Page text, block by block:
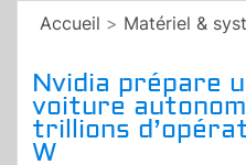
Accueil > Matériel &
Nvidia prépare
voiture
trillions
W